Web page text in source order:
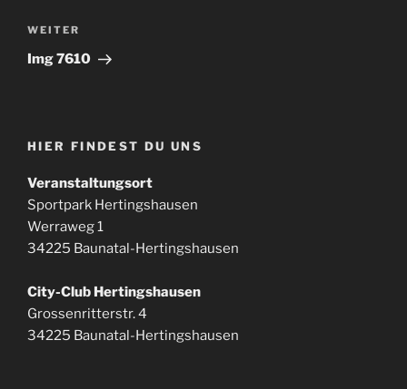
Nächster
Beitrag
WEITER
Img 7610
HIER FINDEST DU UNS
Veranstaltungsort
Sportpark Hertingshausen
Werraweg 1
34225 Baunatal-Hertingshausen
City-Club Hertingshausen
Grossenritterstr. 4
34225 Baunatal-Hertingshausen